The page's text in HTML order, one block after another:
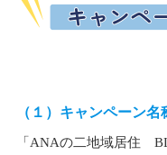
（１）キャンペーン名
「ANAの二地域居住